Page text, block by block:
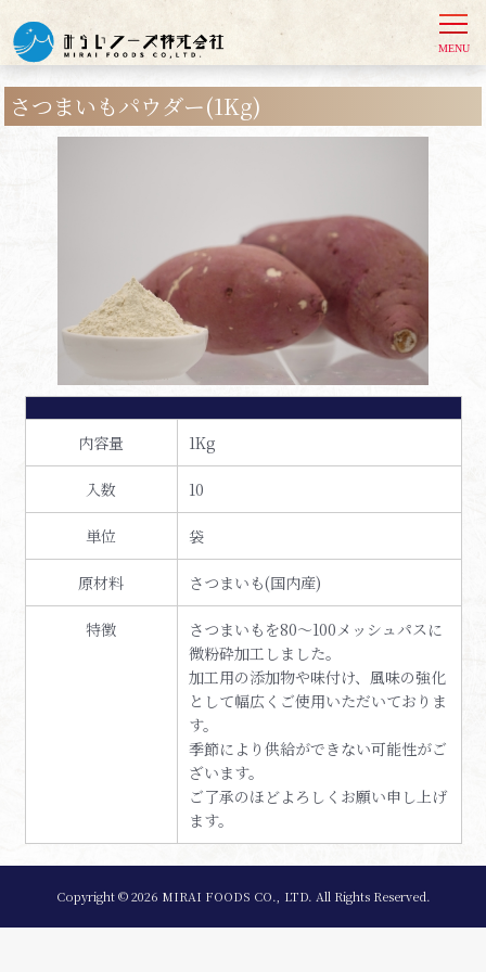
さつまいもパウダー(1Kg)
内容量 1Kg
入数 10
単位 袋
原材料 さつまいも(国内産)
特徴
さつまいもを80～100メッシュパスに
微粉砕加工しました。
加工用の添加物や味付け、風味の強化
として幅広くご使用いただいておりま
す。
季節により供給ができない可能性がご
ざいます。
ご了承のほどよろしくお願い申し上げ
ます。
Copyright ©2026 MIRAI FOODS CO., LTD. All Rights Reserved.